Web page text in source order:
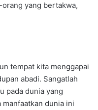
yang bertakwa,
tempat kita menggapai
abadi. Sangatlah
pada dunia yang
dunia ini